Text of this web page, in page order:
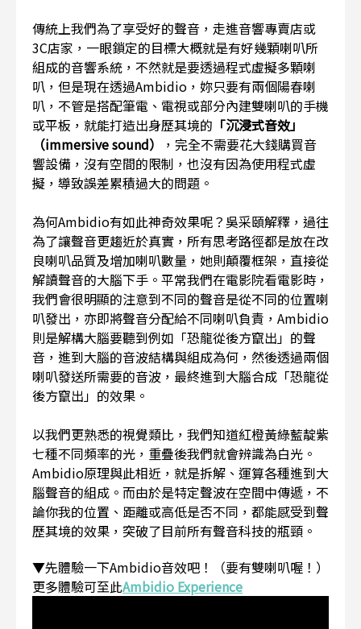
傳統上我們為了享受好的聲音，走進音響專賣店或
3C店家，一眼鎖定的目標大概就是有好幾顆喇叭所
組成的音響系統，不然就是要透過程式虛擬多顆喇
叭，但是現在透過Ambidio，妳只要有兩個陽春喇
叭，不管是搭配筆電、電視或部分內建雙喇叭的手機
或平板，就能打造出身歷其境的 「沉浸式音效」
（immersive sound）
，完全不需要花大錢購買音
響設備，沒有空間的限制，也沒有因為使用程式虛
擬，導致誤差累積過大的問題。
為何Ambidio有如此神奇效果呢？吳采頤解釋，過往
為了讓聲音更趨近於真實，所有思考路徑都是放在改
良喇叭品質及增加喇叭數量，她則顛覆框架，直接從
解讀聲音的大腦下手。平常我們在電影院看電影時，
我們會很明顯的注意到不同的聲音是從不同的位置喇
叭發出，亦即將聲音分配給不同喇叭負責，Ambidio
則是解構大腦要聽到例如「恐龍從後方竄出」的聲
音，進到大腦的音波結構與組成為何，然後透過兩個
喇叭發送所需要的音波，最終進到大腦合成「恐龍從
後方竄出」的效果。
以我們更熟悉的視覺類比，我們知道紅橙黃綠藍靛紫
七種不同頻率的光，重疊後我們就會辨識為白光。
Ambidio原理與此相近，就是拆解、運算各種進到大
腦聲音的組成。而由於是特定聲波在空間中傳遞，不
論你我的位置、距離或高低是否不同，都能感受到聲
歷其境的效果，突破了目前所有聲音科技的瓶頸。
▼先體驗一下Ambidio音效吧！（要有雙喇叭喔！）
更多體驗可至此Ambidio Experience